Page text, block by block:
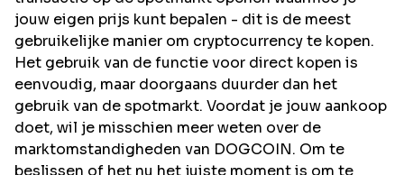
jouw eigen prijs kunt bepalen - dit is de meest
gebruikelijke manier om cryptocurrency te kopen.
Het gebruik van de functie voor direct kopen is
eenvoudig, maar doorgaans duurder dan het
gebruik van de spotmarkt. Voordat je jouw aankoop
doet, wil je misschien meer weten over de
marktomstandigheden van DOGCOIN. Om te
beslissen of het nu het juiste moment is om te